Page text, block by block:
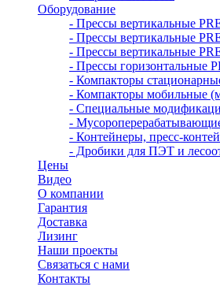
Оборудование
- Прессы вертикальные
- Прессы вертикальные
- Прессы вертикальные
- Прессы горизонтальные
- Компакторы
- Компакторы мобильные
- Специальные
-
- Контейнеры, пресс-
- Дробики для ПЭТ и
Цены
Видео
О компании
Гарантия
Доставка
Лизинг
Наши проекты
Связаться с нами
Контакты